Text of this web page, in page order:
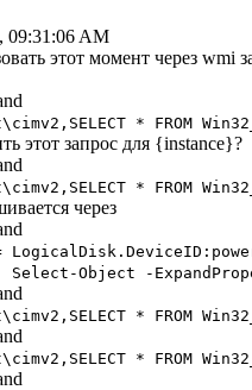
09:31:06 AM
этот момент через wmi
* FROM
этот запрос для {instance}?
* FROM
через
Object -
* FROM
* FROM